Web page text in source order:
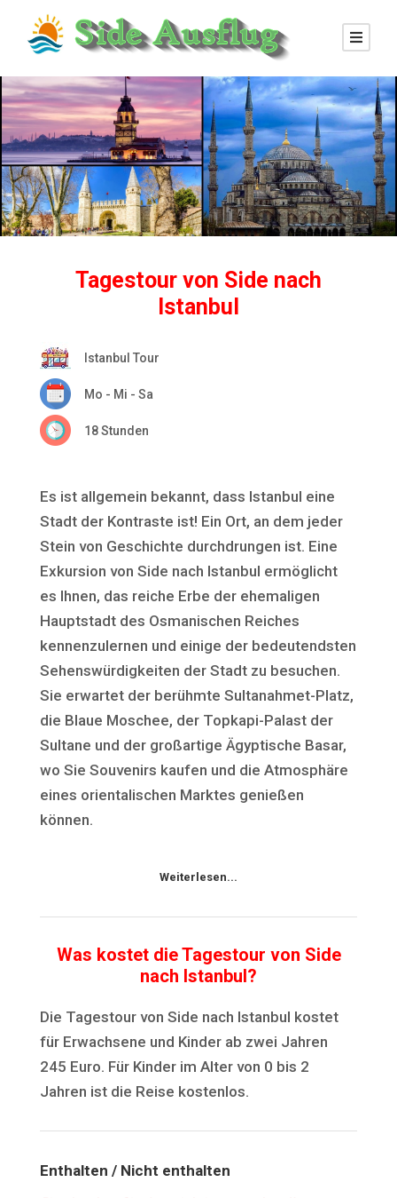
Tagestour von Side nach
Istanbul
Istanbul Tour
Mo - Mi - Sa
18 Stunden
Es ist allgemein bekannt, dass Istanbul eine
Stadt der Kontraste ist! Ein Ort, an dem jeder
Stein von Geschichte durchdrungen ist. Eine
Exkursion von Side nach Istanbul ermöglicht
es Ihnen, das reiche Erbe der ehemaligen
Hauptstadt des Osmanischen Reiches
kennenzulernen und einige der bedeutendsten
Sehenswürdigkeiten der Stadt zu besuchen.
Sie erwartet der berühmte Sultanahmet-Platz,
die Blaue Moschee, der Topkapi-Palast der
Sultane und der großartige Ägyptische Basar,
wo Sie Souvenirs kaufen und die Atmosphäre
eines orientalischen Marktes genießen
können.
Weiterlesen...
Was kostet die Tagestour von Side
nach Istanbul?
Die Tagestour von Side nach Istanbul kostet
für Erwachsene und Kinder ab zwei Jahren
245 Euro. Für Kinder im Alter von 0 bis 2
Jahren ist die Reise kostenlos.
Enthalten / Nicht enthalten